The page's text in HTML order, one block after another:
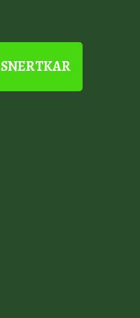
SNERTKAR